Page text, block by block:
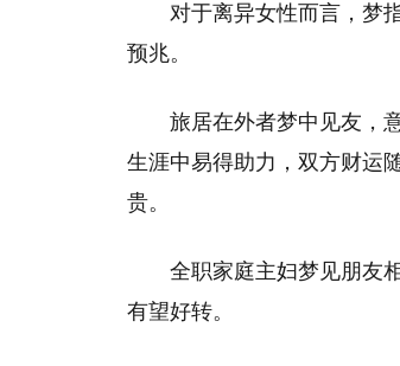
对于离异女性而言，梦
预兆。
旅居在外者梦中见友，
生涯中易得助力，双方财运
贵。
全职家庭主妇梦见朋友
有望好转。